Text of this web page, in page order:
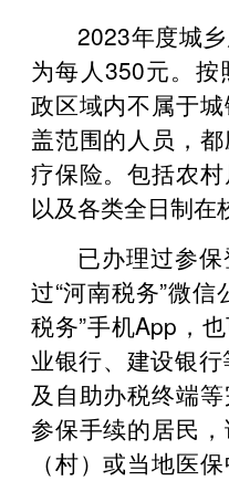
2023年度城
为每人350元。
政区域内不属于
盖范围的人员，
疗保险。包括农
以及各类全日制在
已办理过参
过“河南税务”微
税务”手机App，
业银行、建设银
及自助办税终端
参保手续的居民
（村）或当地医